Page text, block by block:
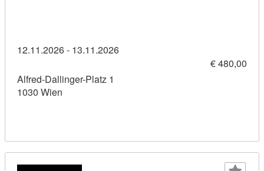
12.11.2026 - 13.11.2026
€ 480,00
Alfred-Dallinger-Platz 1
1030 Wien